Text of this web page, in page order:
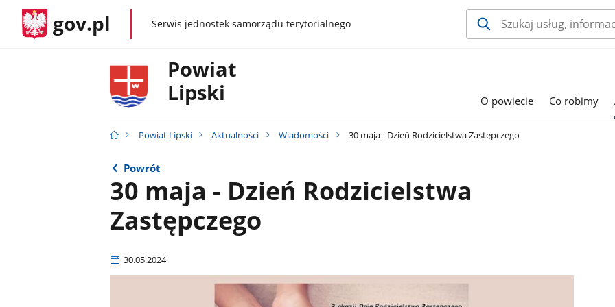
gov.pl gov.plSerwis jednostek samorządu terytorialnego
Powiat
Lipski
O powiecie Co robimy
Powiat Lipski Aktualności Wiadomości 30 maja - Dzień Rodzicielstwa Zastępczego
Powrót
30 maja - Dzień Rodzicielstwa
Zastępczego
30.05.2024